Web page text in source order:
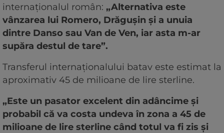
internaționalul român: „Alternativa este
vânzarea lui Romero, Drăgușin și a unuia
dintre Danso sau Van de Ven, iar asta m-ar
supăra destul de tare”.
Transferul internaționalului batav este estimat la
aproximativ 45 de milioane de lire sterline.
„Este un pasator excelent din adâncime și
probabil că va costa undeva în zona a 45 de
milioane de lire sterline când totul va fi zis și